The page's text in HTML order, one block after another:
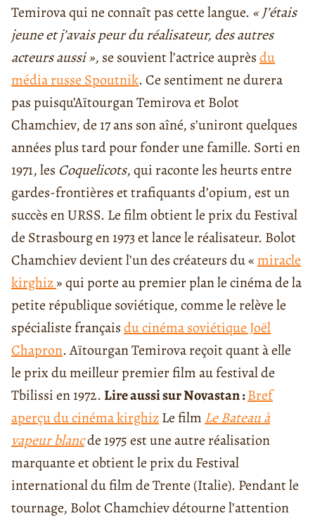
Temirova qui ne connaît pas cette langue. « J’étais
jeune et j’avais peur du réalisateur, des autres
acteurs aussi », se souvient l’actrice auprèsdu
média russe Spoutnik. Ce sentiment ne durera
pas puisqu’Aïtourgan Temirova et Bolot
Chamchiev, de 17 ans son aîné, s’uniront quelques
années plus tard pour fonder une famille. Sorti en
1971, les Coquelicots, qui raconte les heurts entre
gardes-frontières et trafiquants d’opium, est un
succès en URSS. Le film obtient le prix du Festival
de Strasbourg en 1973 et lance le réalisateur. Bolot
Chamchiev devient l’un des créateurs du «miracle
kirghiz» qui porte au premier plan le cinéma de la
petite république soviétique, comme le relève le
spécialiste françaisdu cinéma soviétique Joël
Chapron. Aïtourgan Temirova reçoit quant à elle
le prix du meilleur premier film au festival de
Tbilissi en 1972. Lire aussi sur Novastan :Bref
aperçu du cinéma kirghizLe film Le Bateau à
vapeur blancde 1975 est une autre réalisation
marquante et obtient le prix du Festival
international du film de Trente (Italie). Pendant le
tournage, Bolot Chamchiev détourne l’attention